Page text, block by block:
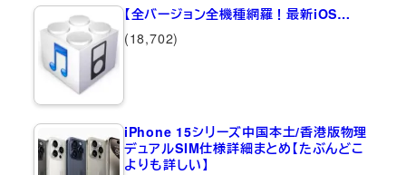
【全バージョン全機種網羅！最新iOS…
(18,702)
iPhone 15シリーズ中国本土/香港版物理
デュアルSIM仕様詳細まとめ【たぶんどこ
よりも詳しい】